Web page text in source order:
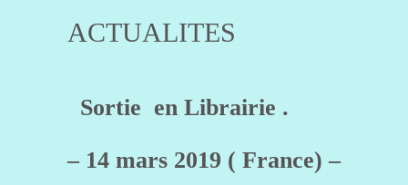
ACTUALITES
Sortie en Librairie .
– 14 mars 2019 ( France) –